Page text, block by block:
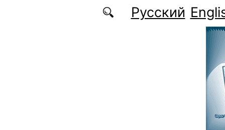
Перейти к основному содержаниюРусский